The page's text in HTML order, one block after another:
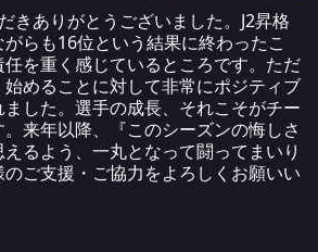
きありがとうございました。J2昇格
らも16位という結果に終わったこ
を重く感じているところです。ただ
めることに対して非常にポジティブ
した。選手の成長、それこそがチー
来年以降、『このシーズンの悔しさ
るよう、一丸となって闘ってまいり
ご支援・ご協力をよろしくお願いい